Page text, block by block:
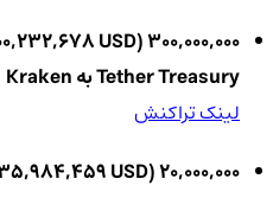
Tether Treasury به Kraken
لینک تراکنش